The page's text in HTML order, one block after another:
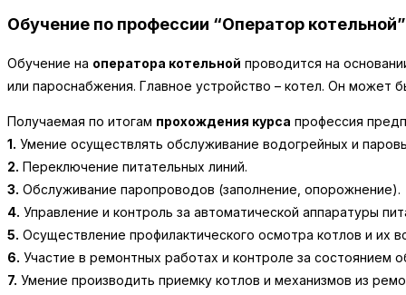
Обучение по профессии “Оператор котельной”
Обучение на оператора котельной проводится на
или пароснабжения. Главное устройство – котел. Он может
Получаемая по итогам прохождения курса профессия
1. Умение осуществлять обслуживание водогрейных и
2. Переключение питательных линий.
3. Обслуживание паропроводов (заполнение, опорожнение).
4. Управление и контроль за автоматической аппаратуры
5. Осуществление профилактического осмотра котлов и их
6. Участие в ремонтных работах и контроле за состоянием
7. Умение производить приемку котлов и механизмов из